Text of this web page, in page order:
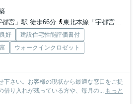
宮」駅 徒歩66分
東北本線「宇都宮」駅 徒歩84分
好
建設住宅性能評価書付
ウォークインクロゼット
下さい。お客様の現状から最適な窓口をご提
借り入れが残っている方や、毎月の... もっと